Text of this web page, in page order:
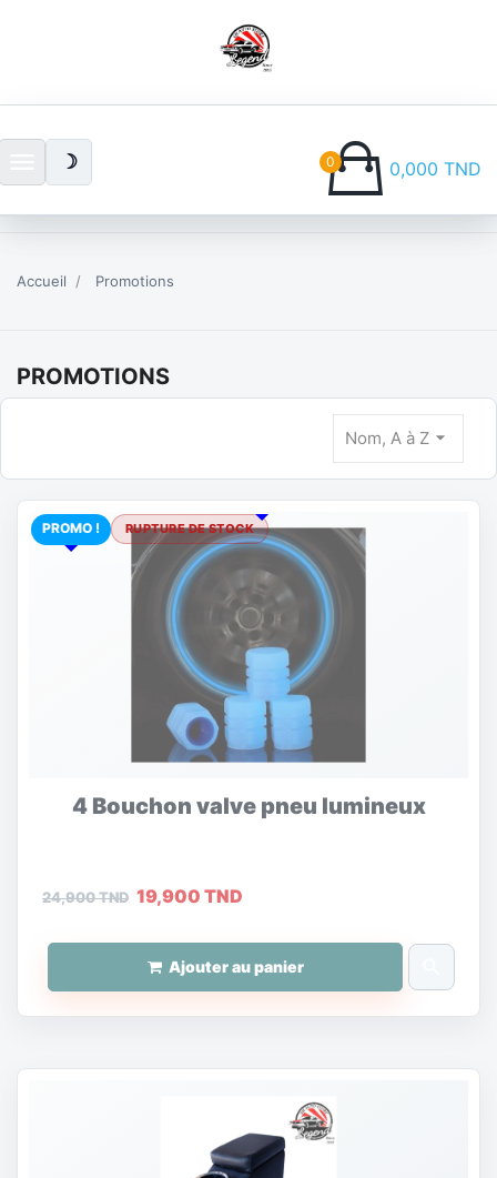
☽ 0,000 TND
0
Accueil Promotions
PROMOTIONS
Nom, A à Z arrow_drop_down
4 Bouchon valve pneu lumineux
24,900 TND 19,900 TND
Ajouter au panier
PROMO ! RUPTURE DE STOCK